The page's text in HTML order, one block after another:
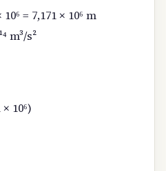
= 7,171 × 10⁶ m
m³/s²
10⁶)